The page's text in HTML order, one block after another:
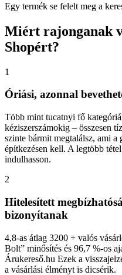
Egy termék se felelt meg a
Miért rajonganak
Shopért?
1
Óriási, azonnal
Több mint tucatnyi fő
kéziszerszámokig – összesen
szinte bármit megtalálsz, ami a
építkezésen kell. A legtöbb
indulhasson.
2
Hitelesített
bizonyítanak
4,8-as átlag 3200 + valós
Bolt” minősítés és 96,7 %-os
Árukereső.hu Ezek a
a vásárlási élményt is dicsérik.